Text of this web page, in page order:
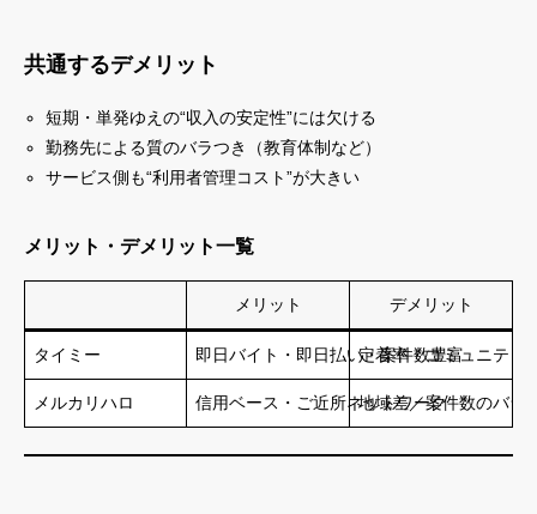
共通するデメリット
短期・単発ゆえの“収入の安定性”には欠ける
勤務先による質のバラつき（教育体制など）
サービス側も“利用者管理コスト”が大きい
メリット・デメリット一覧
メリット デメリット
タイミー 即日バイト・即日払い・案件数豊富
定着率・コミュニティ
メルカリハロ 信用ベース・ご近所ネットワーク
地域差／案件数のバラ